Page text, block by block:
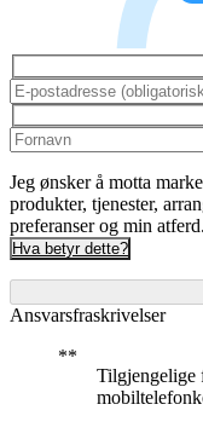
Jeg ønsker å motta
produkter, tjenester,
preferanser og min
Hva betyr dette?
Ansvarsfraskrivelser
Tilgjengelige